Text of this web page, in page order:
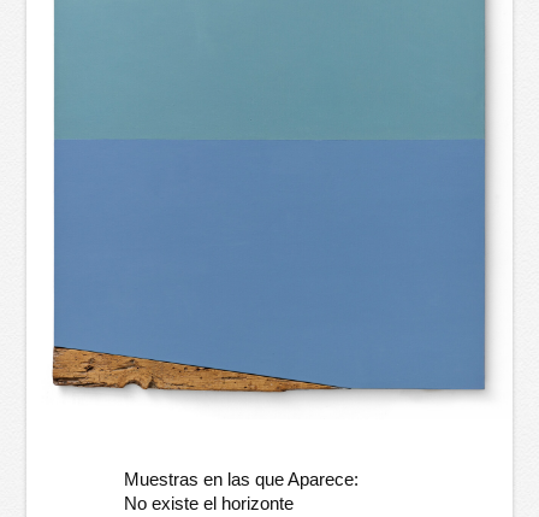
Muestras en las que Aparece:
No existe el horizonte